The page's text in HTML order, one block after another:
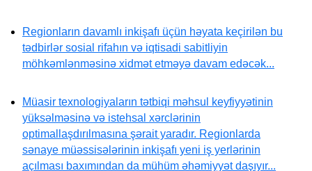
Regionların davamlı inkişafı üçün həyata keçirilən bu
tədbirlər sosial rifahın və iqtisadi sabitliyin
möhkəmlənməsinə xidmət etməyə davam edəcək...
Müasir texnologiyaların tətbiqi məhsul keyfiyyətinin
yüksəlməsinə və istehsal xərclərinin
optimallaşdırılmasına şərait yaradır. Regionlarda
sənaye müəssisələrinin inkişafı yeni iş yerlərinin
açılması baxımından da mühüm əhəmiyyət daşıyır...